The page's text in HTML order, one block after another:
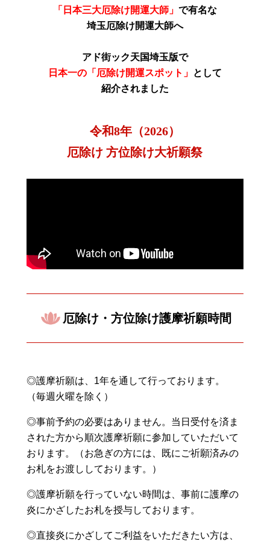
「日本三大厄除け開運大師」 で有名な
埼玉厄除け開運大師へ
アド街ック天国埼玉版で
日本一の「厄除け開運スポット」 として
紹介されました
令和8年（2026）
厄除け 方位除け大祈願祭
厄除け・方位除け護摩祈願時間
◎護摩祈願は、1年を通して行っております。
（毎週火曜を除く）
◎事前予約の必要はありません。当日受付を済ま
された方から順次護摩祈願に参加していただいて
おります。（お急ぎの方には、既にご祈願済みの
お札をお渡ししております。）
◎護摩祈願を行っていない時間は、事前に護摩の
炎にかざしたお札を授与しております。
◎直接炎にかざしてご利益をいただきたい方は、